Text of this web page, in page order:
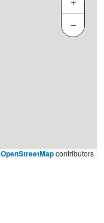
−
OpenStreetMapcontributors